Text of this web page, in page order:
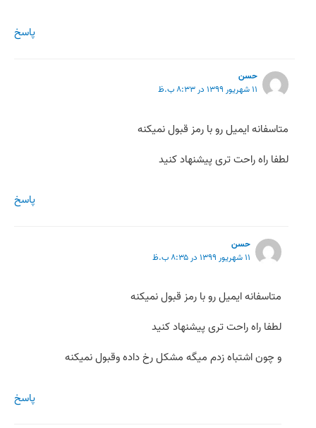
پاسخ
حسن
۱۱ شهریور ۱۳۹۹ در ۸:۳۳ ب.ظ
متاسفانه ایمیل رو با رمز قبول نمیکنه
لطفا راه راحت تری پیشنهاد کنید
پاسخ
حسن
۱۱ شهریور ۱۳۹۹ در ۸:۳۵ ب.ظ
متاسفانه ایمیل رو با رمز قبول نمیکنه
لطفا راه راحت تری پیشنهاد کنید
و چون اشتباه زدم میگه مشکل رخ داده وقبول نمیکنه
پاسخ